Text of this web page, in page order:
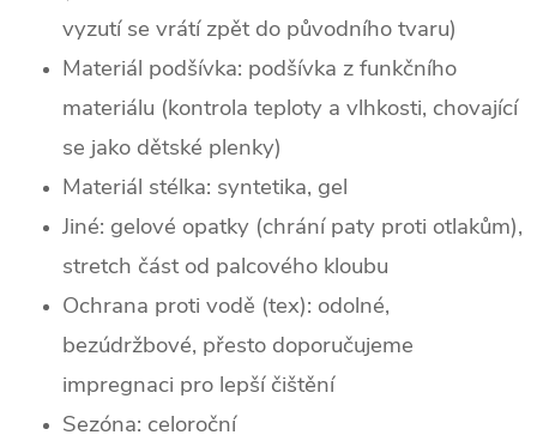
vyzutí se vrátí zpět do původního tvaru)
Materiál podšívka: podšívka z funkčního
materiálu (kontrola teploty a vlhkosti, chovající
se jako dětské plenky)
Materiál stélka: syntetika, gel
Jiné: gelové opatky (chrání paty proti otlakům),
stretch část od palcového kloubu
Ochrana proti vodě (tex): odolné,
bezúdržbové, přesto doporučujeme
impregnaci pro lepší čištění
Sezóna: celoroční